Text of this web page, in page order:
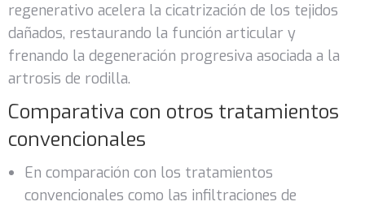
regenerativo acelera la cicatrización de los tejidos
dañados, restaurando la función articular y
frenando la degeneración progresiva asociada a la
artrosis de rodilla.
Comparativa con otros tratamientos
convencionales
En comparación con los tratamientos
convencionales como las infiltraciones de